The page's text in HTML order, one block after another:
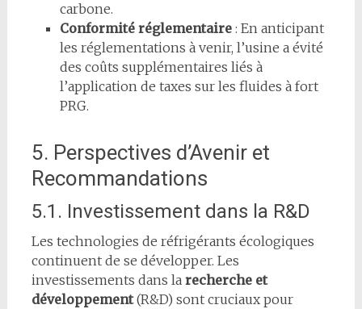
carbone.
Conformité réglementaire: En anticipant
les réglementations à venir, l’usine a évité
des coûts supplémentaires liés à
l’application de taxes sur les fluides à fort
PRG.
5. Perspectives d’Avenir et
Recommandations
5.1. Investissement dans la R&D
Les technologies de réfrigérants écologiques
continuent de se développer. Les
investissements dans la recherche et
développement(R&D) sont cruciaux pour